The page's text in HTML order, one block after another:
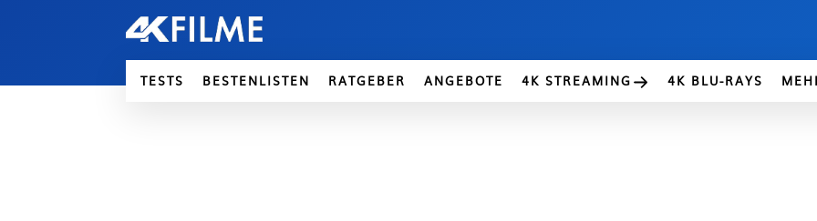
TESTS BESTENLISTEN RATGEBER ANGEBOTE 4K STREAMING 4K BLU-RAYS